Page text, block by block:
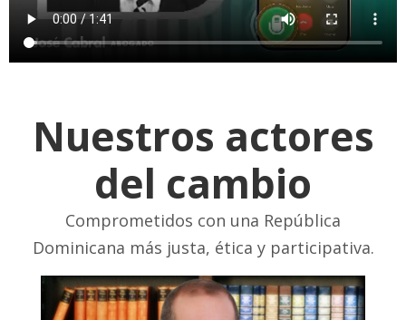
Nuestros actores
del cambio
Comprometidos con una República
Dominicana más justa, ética y participativa.